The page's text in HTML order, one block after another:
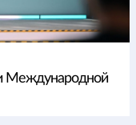
Международной